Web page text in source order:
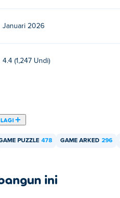
Januari 2026
4.4 (1,247 Undi)
PUZZLE 478 GAME ARKED 296
ini